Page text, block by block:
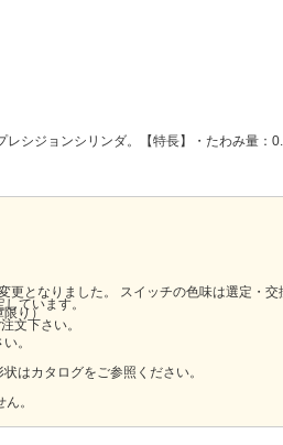
シジョンシリンダ。【特長】・たわみ量：
ています。
文下さい。
となりました。 スイッチの色味は選定・
り）
。
はカタログをご参照ください。
。